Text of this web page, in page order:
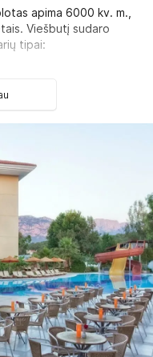
apima 6000 kv. m.,
Viešbutį sudaro
tipai:
(maks. 4 asm., 55-60
(maks. 4 asm., 45-50